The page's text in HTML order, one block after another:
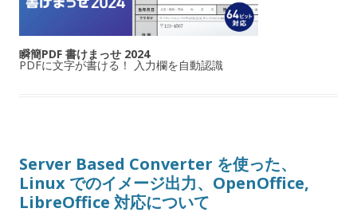
瞬簡PDF 書けまっせ 2024
PDFに文字が書ける！ 入力欄を自動認識
Server Based Converter を使った、
Linux でのイメージ出力、OpenOffice,
LibreOffice 対応について